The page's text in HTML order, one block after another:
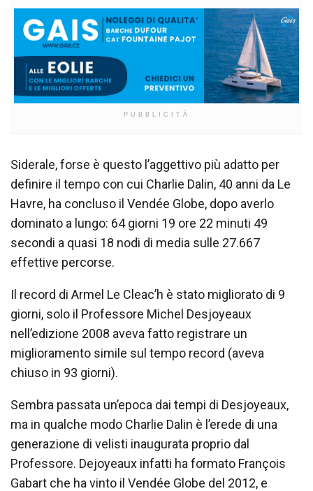
PUBBLICITÀ
Siderale, forse è questo l’aggettivo più adatto per
definire il tempo con cui Charlie Dalin, 40 anni da Le
Havre, ha concluso il Vendée Globe, dopo averlo
dominato a lungo: 64 giorni 19 ore 22 minuti 49
secondi a quasi 18 nodi di media sulle 27.667
effettive percorse.
Il record di Armel Le Cleac’h è stato migliorato di 9
giorni, solo il Professore Michel Desjoyeaux
nell’edizione 2008 aveva fatto registrare un
miglioramento simile sul tempo record (aveva
chiuso in 93 giorni).
Sembra passata un’epoca dai tempi di Desjoyeaux,
ma in qualche modo Charlie Dalin è l’erede di una
generazione di velisti inaugurata proprio dal
Professore. Dejoyeaux infatti ha formato François
Gabart che ha vinto il Vendée Globe del 2012, e